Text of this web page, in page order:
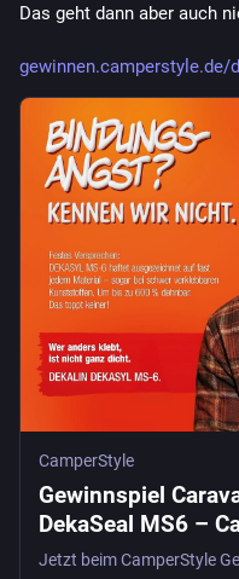
Das geht dann aber auch
gewinnen.camperstyle.de/
CamperStyle
Gewinnspiel
DekaSeal MS6 –